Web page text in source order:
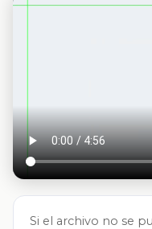
Si el archivo no se